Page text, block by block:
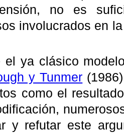
no es
involucrados en
el ya clásico
y Tunmer
como el
y refutar este